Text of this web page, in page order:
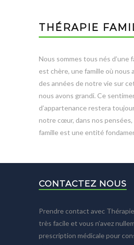
THÉRAPIE
Nous sommes tous nés d’une
est chère, une famille où nous
des années de notre vie sur
nous avons grandi. Ce
d’appartenance restera
notre cœur, dans nos pensées,
famille est une entité
CONTACTEZ NOUS
Prendre contact avec
très facile et vous n’avez
prescription médicale pour